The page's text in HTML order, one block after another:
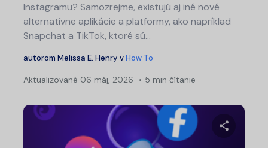
Instagramu? Samozrejme, existujú aj iné nové
alternatívne aplikácie a platformy, ako napríklad
Snapchat a TikTok, ktoré sú...
autorom Melissa E. Henry vHow To
Aktualizované 06 máj, 2026 5 min čítanie